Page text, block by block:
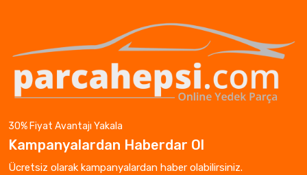
30% Fiyat Avantajı Yakala
Kampanyalardan Haberdar Ol
Ücretsiz olarak kampanyalardan haber olabilirsiniz.